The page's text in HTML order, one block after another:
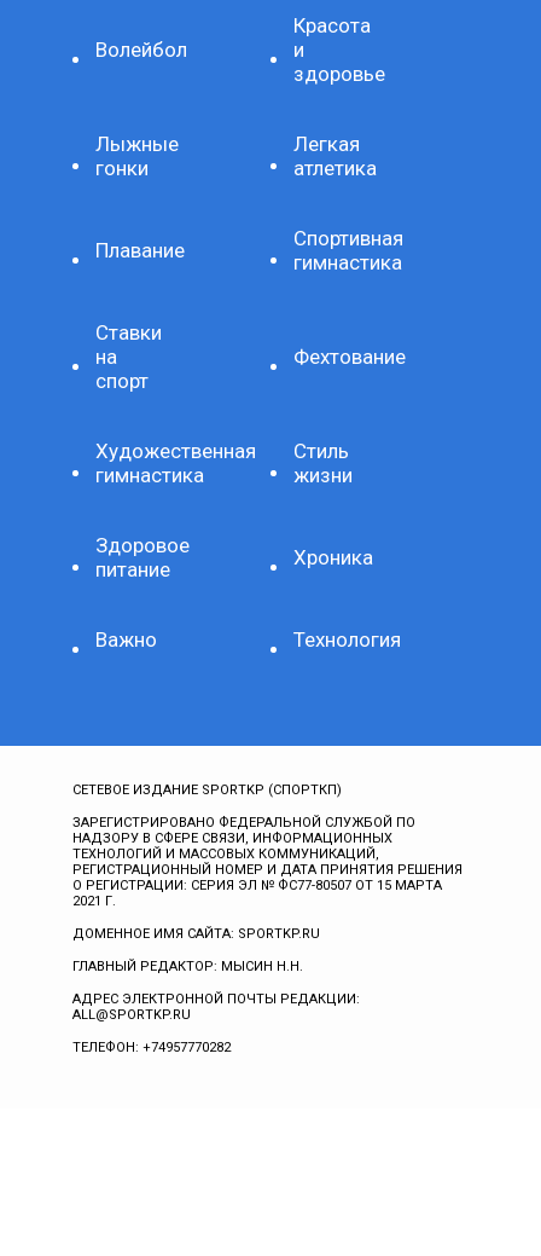
Волейбол
Красота
и
здоровье
Лыжные
гонки
Легкая
атлетика
Плавание
Спортивная
гимнастика
Ставки
на
спорт
Фехтование
Художественная
гимнастика
Стиль
жизни
Здоровое
питание
Хроника
Важно Технология
СЕТЕВОЕ ИЗДАНИЕ SPORTKP (СПОРТКП)
ЗАРЕГИСТРИРОВАНО ФЕДЕРАЛЬНОЙ СЛУЖБОЙ ПО
НАДЗОРУ В СФЕРЕ СВЯЗИ, ИНФОРМАЦИОННЫХ
ТЕХНОЛОГИЙ И МАССОВЫХ КОММУНИКАЦИЙ,
РЕГИСТРАЦИОННЫЙ НОМЕР И ДАТА ПРИНЯТИЯ РЕШЕНИЯ
О РЕГИСТРАЦИИ: СЕРИЯ ЭЛ № ФС77-80507 ОТ 15 МАРТА
2021 Г.
ДОМЕННОЕ ИМЯ САЙТА: SPORTKP.RU
ГЛАВНЫЙ РЕДАКТОР: МЫСИН Н.Н.
АДРЕС ЭЛЕКТРОННОЙ ПОЧТЫ РЕДАКЦИИ:
ALL@SPORTKP.RU
ТЕЛЕФОН: +74957770282